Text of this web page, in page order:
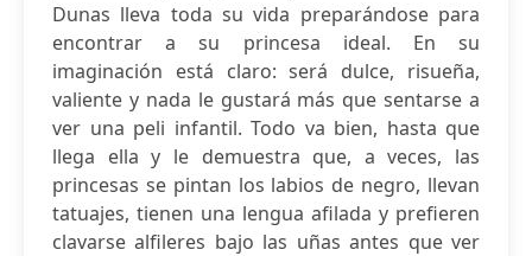
Dunas lleva toda su vida preparándose para
encontrar a su princesa ideal. En su
imaginación está claro: será dulce, risueña,
valiente y nada le gustará más que sentarse a
ver una peli infantil. Todo va bien, hasta que
llega ella y le demuestra que, a veces, las
princesas se pintan los labios de negro, llevan
tatuajes, tienen una lengua afilada y prefieren
clavarse alfileres bajo las uñas antes que ver